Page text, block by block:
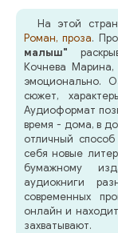
На этой
Роман, проза.
малыш"
Кочнева
эмоционально.
сюжет,
Аудиоформат
время - дома, в
отличный
себя новые
бумажному
аудиокниги
современных
онлайн и
захватывают.